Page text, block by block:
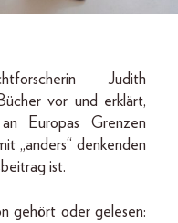
Judith
vor und erklärt,
Europas Grenzen
„anders“ denkenden
ist.
gehört oder gelesen: